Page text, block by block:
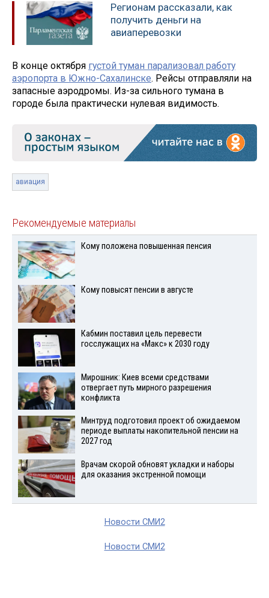
Регионам рассказали, как
получить деньги на
авиаперевозки
В конце октября густой туман парализовал работу
аэропорта в Южно-Сахалинске. Рейсы отправляли на
запасные аэродромы. Из-за сильного тумана в
городе была практически нулевая видимость.
авиация
Рекомендуемые материалы
Кому положена повышенная пенсия
Кому повысят пенсии в августе
Кабмин поставил цель перевести
госслужащих на «Макс» к 2030 году
Мирошник: Киев всеми средствами
отвергает путь мирного разрешения
конфликта
Минтруд подготовил проект об ожидаемом
периоде выплаты накопительной пенсии на
2027 год
Врачам скорой обновят укладки и наборы
для оказания экстренной помощи
Новости СМИ2
Новости СМИ2